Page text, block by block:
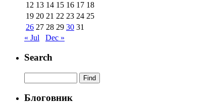
12 13 14 15 16 17 18
19 20 21 22 23 24 25
26 27 28 29 30 31
« Jul
Dec »
Search
Блоговник